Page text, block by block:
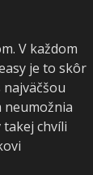
V každom
je to skôr
chvíli